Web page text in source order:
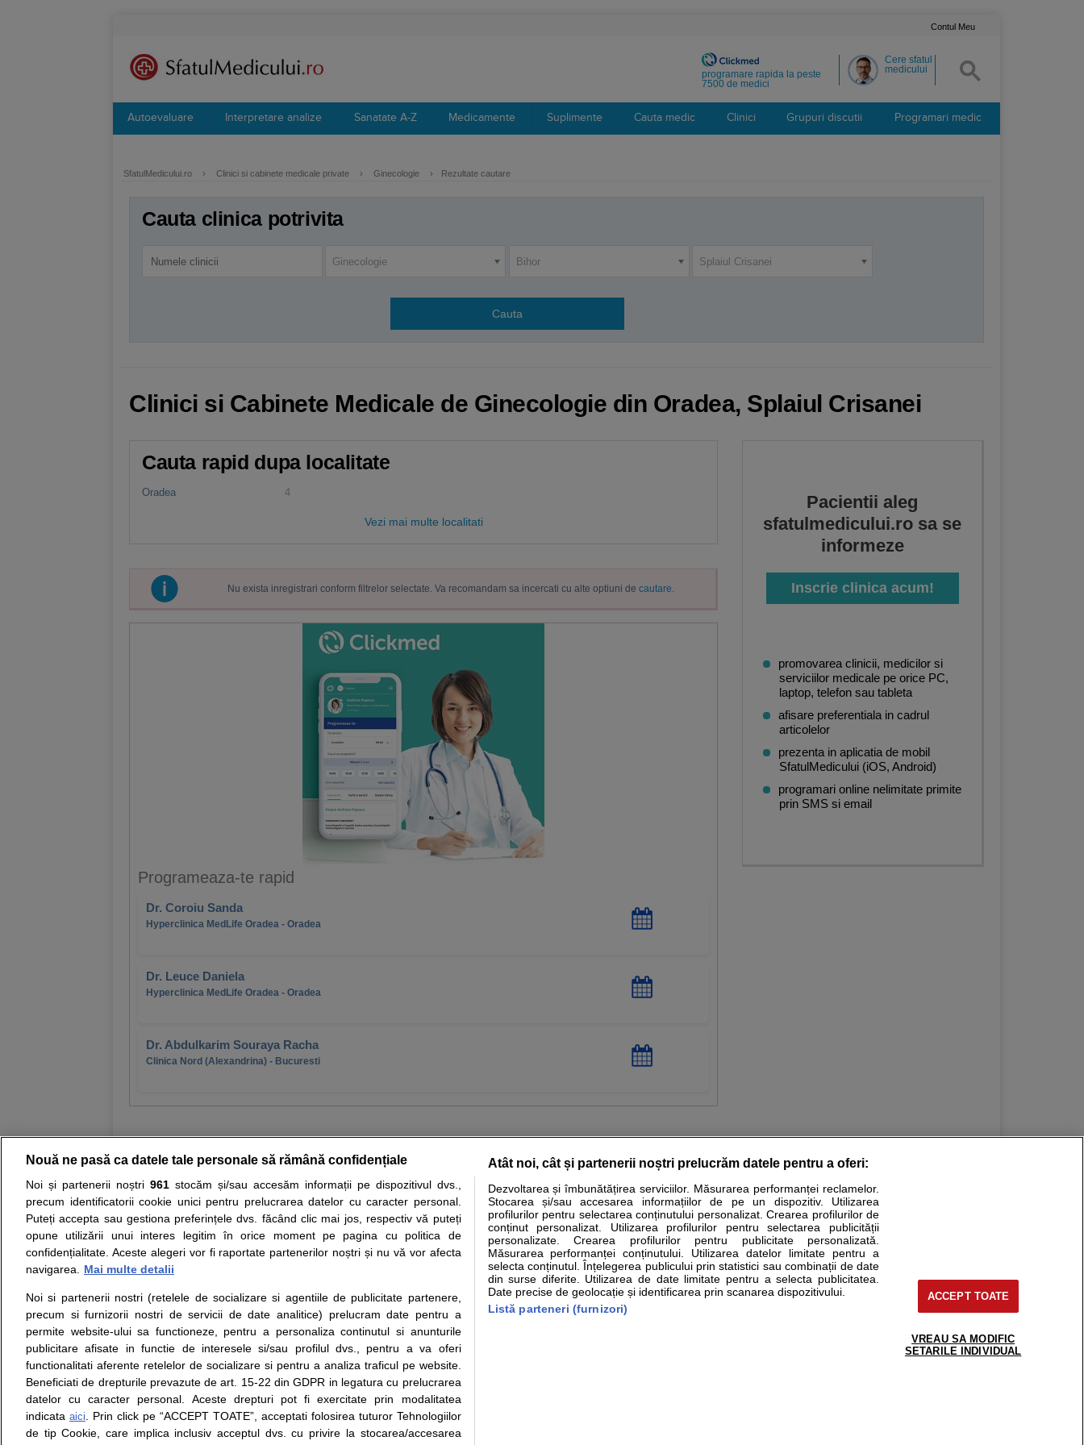
Contul Meu
Cere sfatul
medicului
programare rapida la peste
7500 de medici
Autoevaluare Interpretare analize Sanatate A-Z Medicamente Suplimente Cauta medic Clinici Grupuri discutii Programari medic
SfatulMedicului.ro › Clinici si cabinete medicale private › Ginecologie › Rezultate cautare
Cauta clinica potrivita
Ginecologie Bihor Splaiul Crisanei
Clinici si Cabinete Medicale de Ginecologie din Oradea, Splaiul Crisanei
Cauta rapid dupa localitate
Oradea 4
Vezi mai multe localitati
Nu exista inregistrari conform filtrelor selectate. Va recomandam sa incercati cu alte optiuni de cautare.
Programeaza-te rapid
Dr. Coroiu Sanda
Hyperclinica MedLife Oradea - Oradea
Dr. Leuce Daniela
Hyperclinica MedLife Oradea - Oradea
Dr. Abdulkarim Souraya Racha
Clinica Nord (Alexandrina) - Bucuresti
Pacientii aleg
sfatulmedicului.ro sa se
informeze
Inscrie clinica acum!
promovarea clinicii, medicilor si
serviciilor medicale pe orice PC,
laptop, telefon sau tableta
afisare preferentiala in cadrul
articolelor
prezenta in aplicatia de mobil
SfatulMedicului (iOS, Android)
programari online nelimitate primite
prin SMS si email
Resurse: Autoevaluare simptome Interpretare analize Specialitati medicale Boli si afectiuni Calculatoare Stiri medicale
Opiniile avizate ale medicilor, sfaturile si orice alte informatii despre sanatate disponibile pe sfatulmedicului.ro au scop informativ si educational. Ele nu pot substitui consultul medical direct si
nici diagnosticul stabilit in urma investigatiilor si analizelor medicale. Va sfatuim, ca pe langa informatia primita pe sfatulmedicului.ro sa consultati fie medicul Dvs., fie unul dintre medicii pe care
ii punem la dispozitie pentru programare in sistemul de programari la medic Clickmed.
Despre noi
Despre noi
Contact
Intrebari frecvente
Consultanti
medicali
Legal
Termeni si conditii
Politica de
confidentialitate
Politica de cookie
Modifica Setarile Cookie
Drepturile consumatorului
Protectia consumatorilor - ANPC
Solutionarea Alternativa a
Litigiilor
Info consumator: 0800.080.999
Formulare europene - CNAS
Ministerul Sanatatii - ANMDM
Parteneri
support@sfatulmedicului.ro
© Copyright © 2005 - 2026
Nouă ne pasă ca datele tale personale să rămână confidențiale
Noi și partenerii noștri 961stocăm și/sau accesăm informații pe dispozitivul dvs.,
precum identificatorii cookie unici pentru prelucrarea datelor cu caracter personal.
Puteți accepta sau gestiona preferințele dvs. făcând clic mai jos, respectiv vă puteți
opune utilizării unui interes legitim în orice moment pe pagina cu politica de
confidențialitate. Aceste alegeri vor fi raportate partenerilor noștri și nu vă vor afecta
navigarea.
Mai multe detalii
Noi si partenerii nostri (retelele de socializare si agentiile de publicitate partenere,
precum si furnizorii nostri de servicii de date analitice) prelucram date pentru a
permite website-ului sa functioneze, pentru a personaliza continutul si anunturile
publicitare afisate in functie de interesele si/sau profilul dvs., pentru a va oferi
functionalitati aferente retelelor de socializare si pentru a analiza traficul pe website.
Beneficiati de drepturile prevazute de art. 15-22 din GDPR in legatura cu prelucrarea
datelor cu caracter personal. Aceste drepturi pot fi exercitate prin modalitatea
indicata aici. Prin click pe “ACCEPT TOATE”, acceptati folosirea tuturor Tehnologiilor
de tip Cookie, care implica inclusiv acceptul dvs. cu privire la stocarea/accesarea
Atât noi, cât și partenerii noștri prelucrăm datele pentru a oferi:
Dezvoltarea și îmbunătățirea serviciilor. Măsurarea performanței reclamelor.
Stocarea și/sau accesarea informațiilor de pe un dispozitiv. Utilizarea
profilurilor pentru selectarea conținutului personalizat. Crearea profilurilor de
conținut personalizat. Utilizarea profilurilor pentru selectarea publicității
personalizate. Crearea profilurilor pentru publicitate personalizată.
Măsurarea performanței conținutului. Utilizarea datelor limitate pentru a
selecta conținutul. Înțelegerea publicului prin statistici sau combinații de date
din surse diferite. Utilizarea de date limitate pentru a selecta publicitatea.
Date precise de geolocație și identificarea prin scanarea dispozitivului.
Listă parteneri (furnizori)
ACCEPT TOATE
VREAU SA MODIFIC
SETARILE INDIVIDUAL